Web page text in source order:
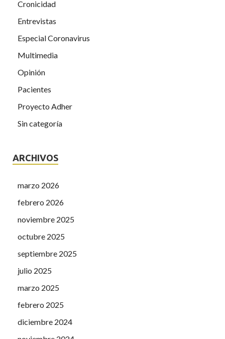
Cronicidad
Entrevistas
Especial Coronavirus
Multimedia
Opinión
Pacientes
Proyecto Adher
Sin categoría
ARCHIVOS
marzo 2026
febrero 2026
noviembre 2025
octubre 2025
septiembre 2025
julio 2025
marzo 2025
febrero 2025
diciembre 2024